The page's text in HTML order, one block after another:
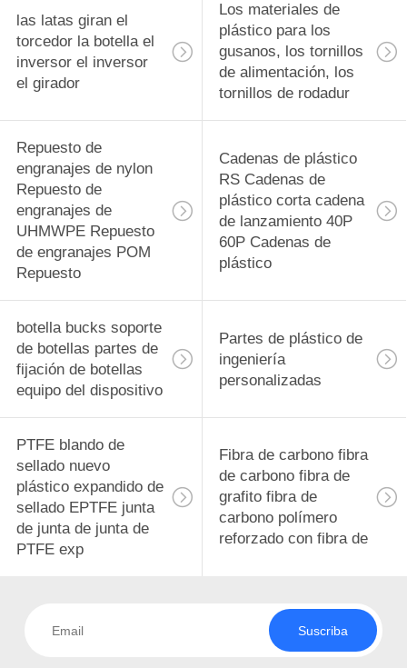
las latas giran el
torcedor la botella el
inversor el inversor
el girador
Los materiales de
plástico para los
gusanos, los tornillos
de alimentación, los
tornillos de rodadur
Repuesto de
engranajes de nylon
Repuesto de
engranajes de
UHMWPE Repuesto
de engranajes POM
Repuesto
Cadenas de plástico
RS Cadenas de
plástico corta cadena
de lanzamiento 40P
60P Cadenas de
plástico
botella bucks soporte
de botellas partes de
fijación de botellas
equipo del dispositivo
Partes de plástico de
ingeniería
personalizadas
PTFE blando de
sellado nuevo
plástico expandido de
sellado EPTFE junta
de junta de junta de
PTFE exp
Fibra de carbono fibra
de carbono fibra de
grafito fibra de
carbono polímero
reforzado con fibra de
Suscriba